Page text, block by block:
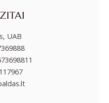
UAB